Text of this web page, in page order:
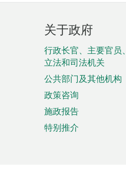
页
脚
菜
单
关于政府
行政长官、主要官员、
立法和司法机关
公共部门及其他机构
政策咨询
施政报告
特别推介